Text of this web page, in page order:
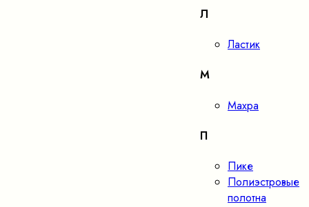
Л
Ластик
М
Махра
П
Пике
Полиэстровые
полотна